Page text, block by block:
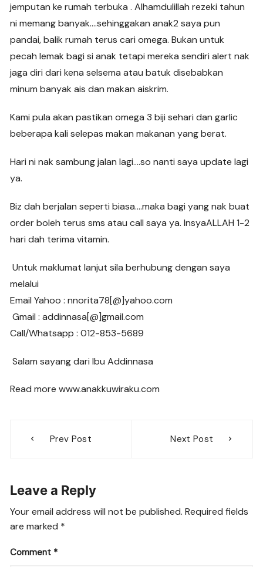
jemputan ke rumah terbuka . Alhamdulillah rezeki tahun
ni memang banyak….sehinggakan anak2 saya pun
pandai, balik rumah terus cari omega. Bukan untuk
pecah lemak bagi si anak tetapi mereka sendiri alert nak
jaga diri dari kena selsema atau batuk disebabkan
minum banyak ais dan makan aiskrim.
Kami pula akan pastikan omega 3 biji sehari dan garlic
beberapa kali selepas makan makanan yang berat.
Hari ni nak sambung jalan lagi….so nanti saya update lagi
ya.
Biz dah berjalan seperti biasa….maka bagi yang nak buat
order boleh terus sms atau call saya ya. InsyaALLAH 1-2
hari dah terima vitamin.
Untuk maklumat lanjut sila berhubung dengan saya
melalui
Email Yahoo : nnorita78[@]yahoo.com
Gmail : addinnasa[@]gmail.com
Call/Whatsapp : 012-853-5689
Salam sayang dari Ibu Addinnasa
Read more www.anakkuwiraku.com
navigation
Prev Post Next Post
Leave a Reply
Your email address will not be published. Required fields
are marked *
Comment *